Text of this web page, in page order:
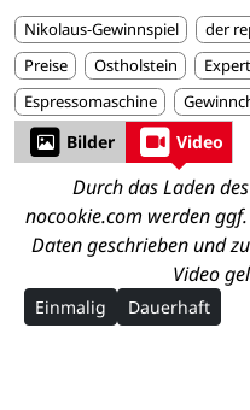
Nikolaus-Gewinnspiel der
Preise
Ostholstein Expert
Espressomaschine
Bilder Video
Durch das Laden
nocookie.com werden
Daten geschrieben und
Video
Einmalig Dauerhaft